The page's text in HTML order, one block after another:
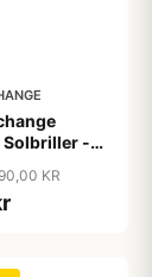
Solbriller -
KR